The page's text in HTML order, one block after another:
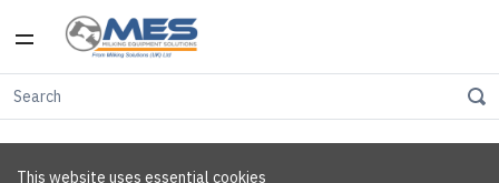
This website uses essential cookies